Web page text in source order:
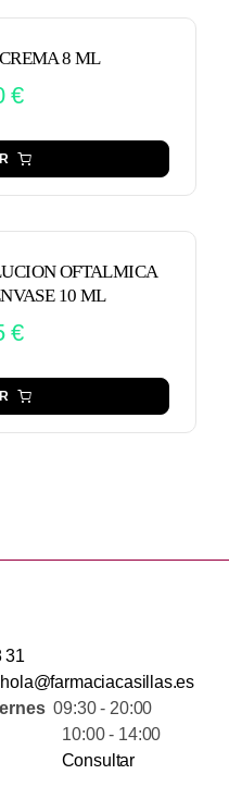
8 ML
€
OFTALMICA
10 ML
€
31
hola@farmaciacasillas.es
09:30 - 20:00
- 14:00
Consultar